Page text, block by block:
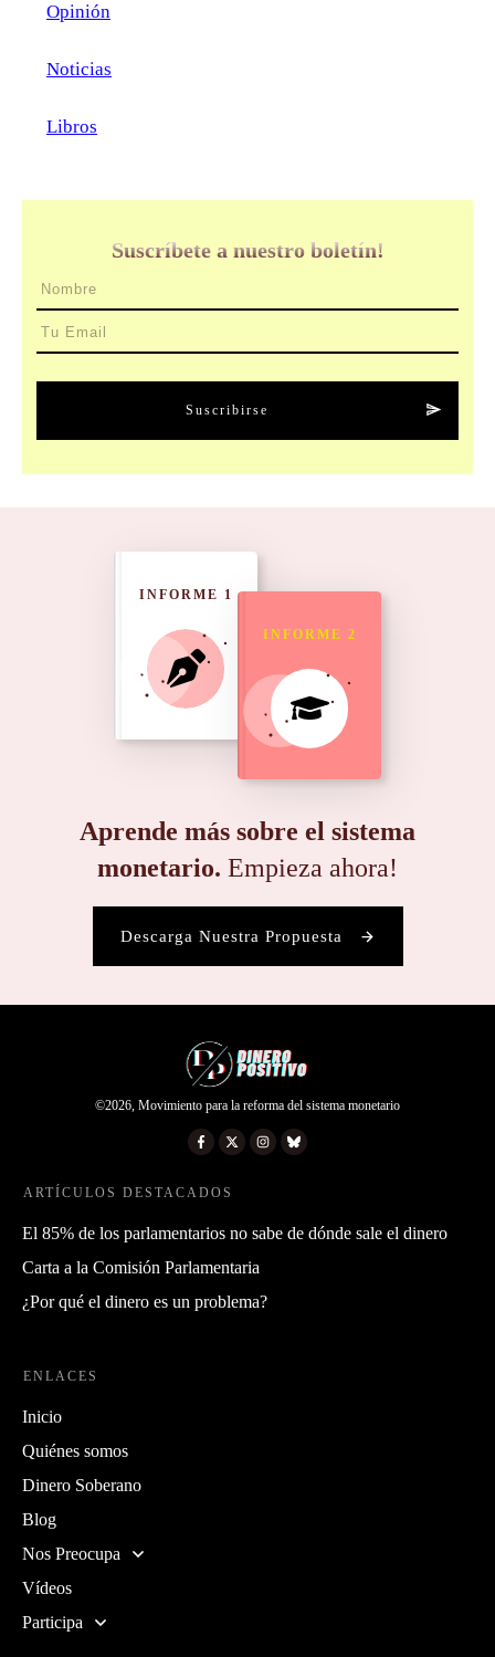
Opinión
Noticias
Libros
Suscríbete a nuestro boletín!
Suscribirse
Aprende más sobre el sistema
monetario. Empieza ahora!
Descarga Nuestra Propuesta
INFORME 1
INFORME 2
©2026, Movimiento para la reforma del sistema monetario
ARTÍCULOS DESTACADOS
El 85% de los parlamentarios no sabe de dónde sale el dinero
Carta a la Comisión Parlamentaria
¿Por qué el dinero es un problema?
ENLACES
Inicio
Quiénes somos
Dinero Soberano
Blog
Nos Preocupa
Vídeos
Participa